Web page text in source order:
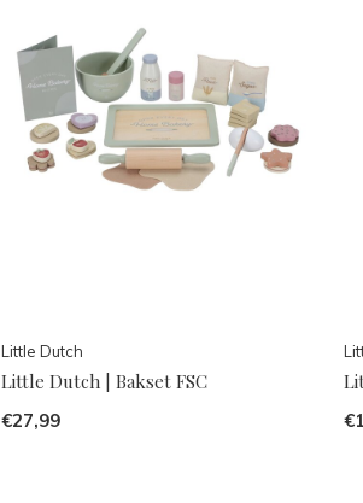
Little Dutch
Little Dutch | Bakset FSC
€27,99